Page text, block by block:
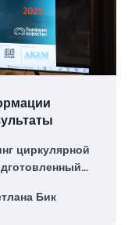
циркулярной
Бик